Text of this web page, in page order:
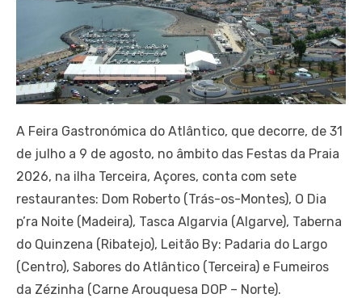
A Feira Gastronómica do Atlântico, que decorre, de 31
de julho a 9 de agosto, no âmbito das Festas da Praia
2026, na ilha Terceira, Açores, conta com sete
restaurantes: Dom Roberto (Trás-os-Montes), O Dia
p’ra Noite (Madeira), Tasca Algarvia (Algarve), Taberna
do Quinzena (Ribatejo), Leitão By: Padaria do Largo
(Centro), Sabores do Atlântico (Terceira) e Fumeiros
da Zézinha (Carne Arouquesa DOP – Norte).